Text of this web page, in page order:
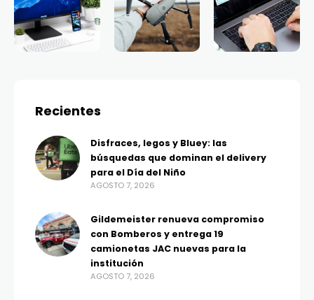
Recientes
Disfraces, legos y Bluey: las
búsquedas que dominan el delivery
para el Día del Niño
AGOSTO 7, 2026
Gildemeister renueva compromiso
con Bomberos y entrega 19
camionetas JAC nuevas para la
institución
AGOSTO 7, 2026